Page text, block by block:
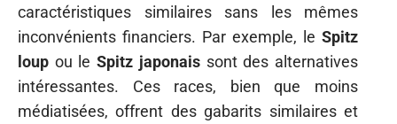
caractéristiques similaires sans les mêmes
inconvénients financiers. Par exemple, le Spitz
loup ou leSpitz japonaissont des alternatives
intéressantes. Ces races, bien que moins
médiatisées, offrent des gabarits similaires et